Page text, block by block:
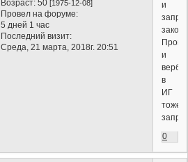
Возраст: 50[1975-12-08]
Провел на форуме:
5 дней 1 час
Последний визит:
Среда, 21 марта, 2018г. 20:51
и
и
в
ИГ
тоже
0